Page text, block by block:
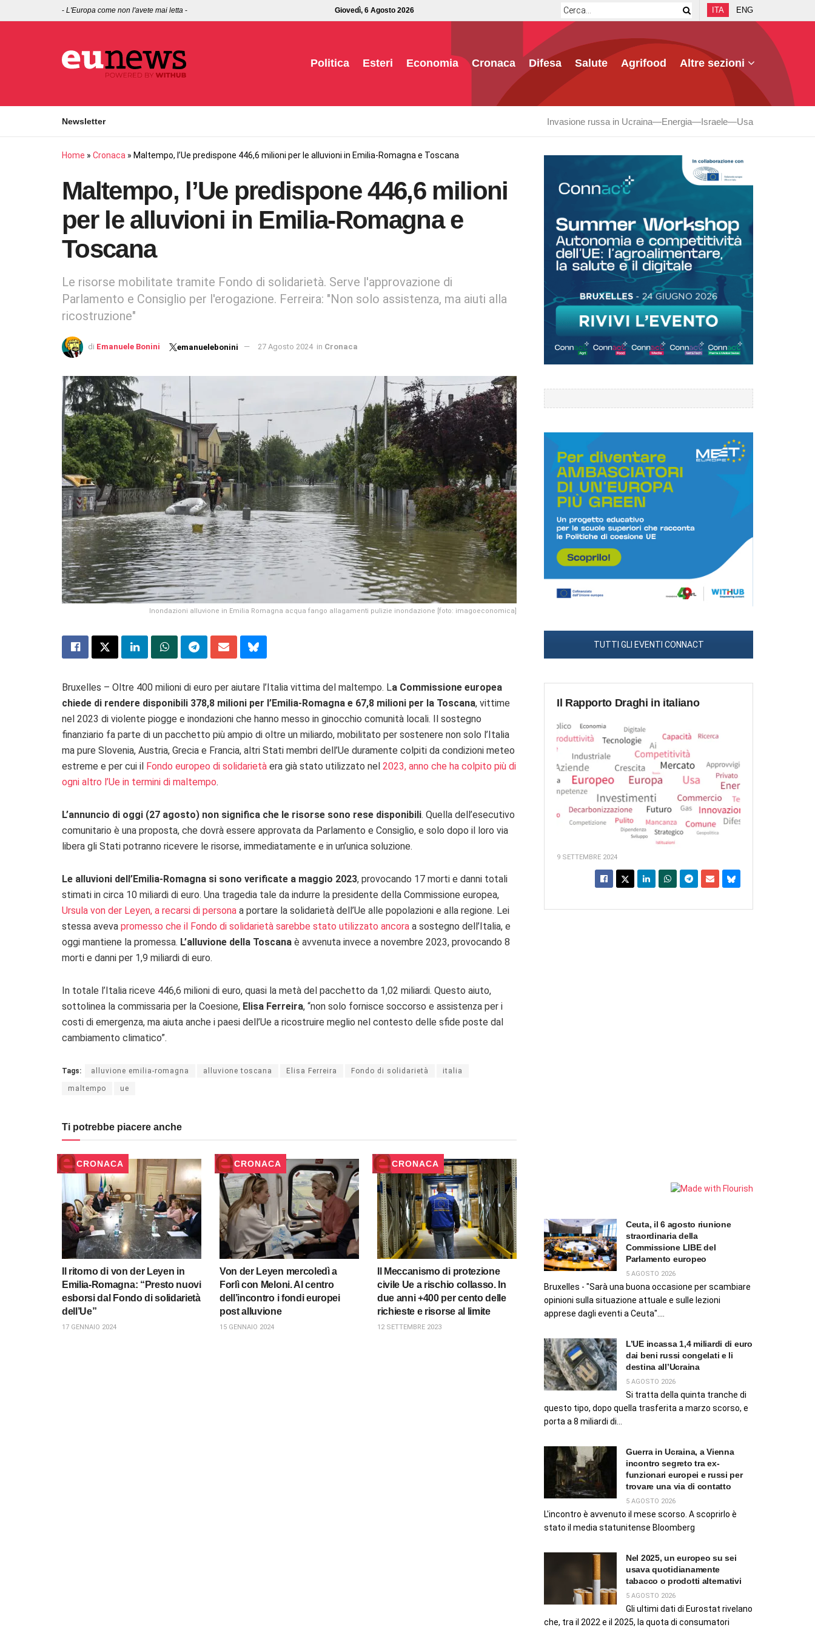
- L'Europa come non l'avete mai letta - Giovedì, 6 Agosto 2026 ITA ENG
Politica Esteri Economia Cronaca Difesa Salute Agrifood Altre sezioni
Newsletter Invasione russa in Ucraina Energia Israele Usa
Home » Cronaca » Maltempo, l’Ue predispone 446,6 milioni per le alluvioni in Emilia-Romagna e Toscana
Maltempo, l’Ue predispone 446,6 milioni
per le alluvioni in Emilia-Romagna e
Toscana
Le risorse mobilitate tramite Fondo di solidarietà. Serve l'approvazione di
Parlamento e Consiglio per l'erogazione. Ferreira: "Non solo assistenza, ma aiuti alla
ricostruzione"
di Emanuele Bonini emanuelebonini 27 Agosto 2024 in Cronaca
Inondazioni alluvione in Emilia Romagna acqua fango allagamenti pulizie inondazione [foto: imagoeconomica]
Bruxelles – Oltre 400 milioni di euro per aiutare l’Italia vittima del maltempo. La Commissione europea
chiede di rendere disponibili 378,8 milioni per l’Emilia-Romagna e 67,8 milioni per la Toscana, vittime
nel 2023 di violente piogge e inondazioni che hanno messo in ginocchio comunità locali. Il sostegno
finanziario fa parte di un pacchetto più ampio di oltre un miliardo, mobilitato per sostenere non solo l’Italia
ma pure Slovenia, Austria, Grecia e Francia, altri Stati membri dell’Ue duramente colpiti da condizioni meteo
estreme e per cui il Fondo europeo di solidarietà era già stato utilizzato nel 2023, anno che ha colpito più di
ogni altro l’Ue in termini di maltempo.
L’annuncio di oggi (27 agosto) non significa che le risorse sono rese disponibili. Quella dell’esecutivo
comunitario è una proposta, che dovrà essere approvata da Parlamento e Consiglio, e solo dopo il loro via
libera gli Stati potranno ricevere le risorse, immediatamente e in un’unica soluzione.
Le alluvioni dell’Emilia-Romagna si sono verificate a maggio 2023, provocando 17 morti e danni totali
stimati in circa 10 miliardi di euro. Una tragedia tale da indurre la presidente della Commissione europea,
Ursula von der Leyen, a recarsi di persona a portare la solidarietà dell’Ue alle popolazioni e alla regione. Lei
stessa aveva promesso che il Fondo di solidarietà sarebbe stato utilizzato ancora a sostegno dell’Italia, e
oggi mantiene la promessa. L’alluvione della Toscana è avvenuta invece a novembre 2023, provocando 8
morti e danni per 1,9 miliardi di euro.
In totale l’Italia riceve 446,6 milioni di euro, quasi la metà del pacchetto da 1,02 miliardi. Questo aiuto,
sottolinea la commissaria per la Coesione, Elisa Ferreira, “non solo fornisce soccorso e assistenza per i
costi di emergenza, ma aiuta anche i paesi dell’Ue a ricostruire meglio nel contesto delle sfide poste dal
cambiamento climatico”.
Tags: alluvione emilia-romagna alluvione toscana Elisa Ferreira Fondo di solidarietà italia
maltempo ue
Ti potrebbe piacere anche
CRONACA
Il ritorno di von der Leyen in
Emilia-Romagna: “Presto nuovi
esborsi dal Fondo di solidarietà
dell’Ue”
17 GENNAIO 2024
CRONACA
Von der Leyen mercoledì a
Forlì con Meloni. Al centro
dell’incontro i fondi europei
post alluvione
15 GENNAIO 2024
CRONACA
Il Meccanismo di protezione
civile Ue a rischio collasso. In
due anni +400 per cento delle
richieste e risorse al limite
12 SETTEMBRE 2023
TUTTI GLI EVENTI CONNACT
Il Rapporto Draghi in italiano
9 SETTEMBRE 2024
Ceuta, il 6 agosto riunione
straordinaria della
Commissione LIBE del
Parlamento europeo
5 AGOSTO 2026
Bruxelles - "Sarà una buona occasione per scambiare
opinioni sulla situazione attuale e sulle lezioni
apprese dagli eventi a Ceuta"....
L’UE incassa 1,4 miliardi di euro
dai beni russi congelati e li
destina all’Ucraina
5 AGOSTO 2026
Si tratta della quinta tranche di
questo tipo, dopo quella trasferita a marzo scorso, e
porta a 8 miliardi di...
Guerra in Ucraina, a Vienna
incontro segreto tra ex-
funzionari europei e russi per
trovare una via di contatto
5 AGOSTO 2026
L'incontro è avvenuto il mese scorso. A scoprirlo è
stato il media statunitense Bloomberg
Nel 2025, un europeo su sei
usava quotidianamente
tabacco o prodotti alternativi
5 AGOSTO 2026
Gli ultimi dati di Eurostat rivelano
che, tra il 2022 e il 2025, la quota di consumatori